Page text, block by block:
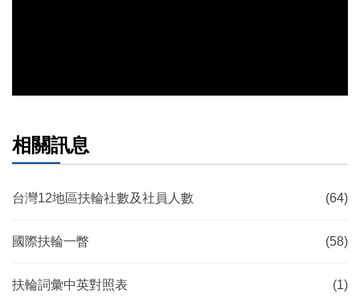
相關訊息
台灣12地區扶輪社數及社員人數 (64)
國際扶輪一瞥 (58)
扶輪詞彙中英對照表 (1)